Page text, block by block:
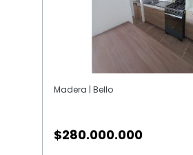
Madera | Bello
$280.000.000